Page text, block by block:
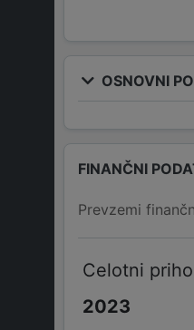
OSNOVNI
FINANČNI
Prevzemi
Celotni